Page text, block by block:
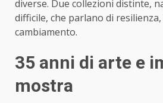
diverse. Due collezioni distinte,
difficile, che parlano di
cambiamento.
35 anni di arte e
mostra